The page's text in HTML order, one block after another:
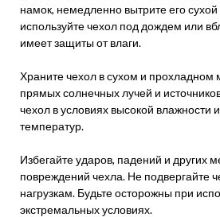
намок, немедленно вытрите его
используйте чехол под дождем или
имеет защиты от влаги.
Храните чехол в сухом и прохладном
прямых солнечных лучей и
чехол в условиях высокой влажности
температур.
Избегайте ударов, падений и других
повреждений чехла. Не подвергайте
нагрузкам. Будьте осторожны при
экстремальных условиях.